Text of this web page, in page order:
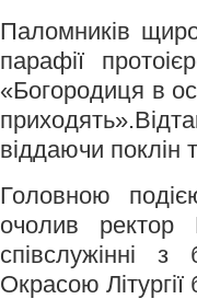
Паломників
парафії
«Богородиця в
віддаючи поклін
Головною
очолив ректор
співслужінні з
Окрасою